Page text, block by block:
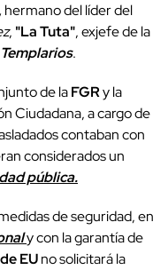
hermano del líder del
, "La Tuta", exjefe de la
.
de laFGRy la
Ciudadana, a cargo de
contaban con
considerados un
pública.
de seguridad, en
y con la garantía de
EUno solicitará la